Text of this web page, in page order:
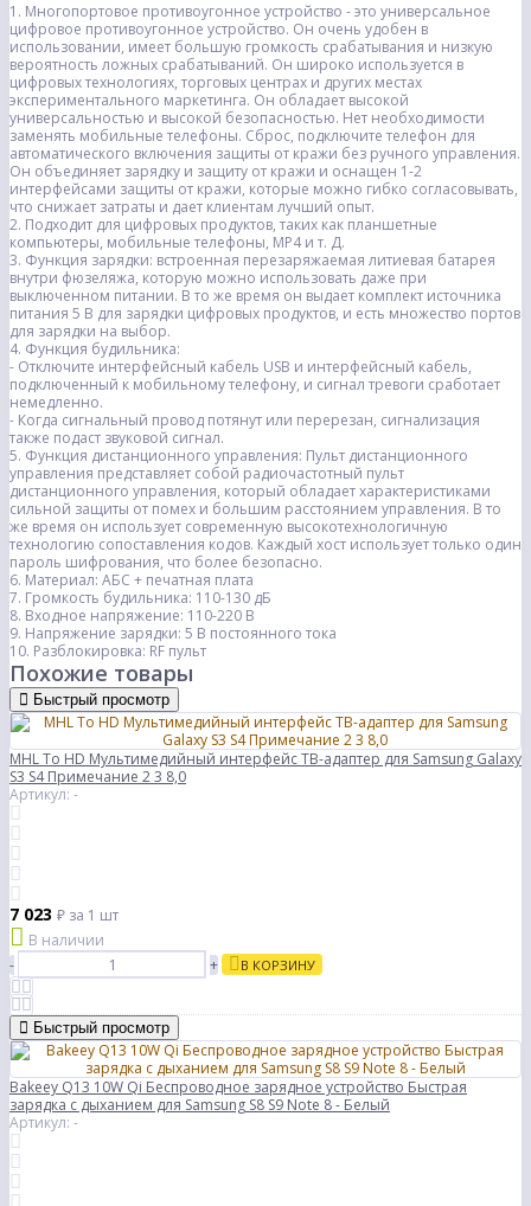
1. Многопортовое противоугонное устройство - это универсальное
цифровое противоугонное устройство. Он очень удобен в
использовании, имеет большую громкость срабатывания и низкую
вероятность ложных срабатываний. Он широко используется в
цифровых технологиях, торговых центрах и других местах
экспериментального маркетинга. Он обладает высокой
универсальностью и высокой безопасностью. Нет необходимости
заменять мобильные телефоны. Сброс, подключите телефон для
автоматического включения защиты от кражи без ручного управления.
Он объединяет зарядку и защиту от кражи и оснащен 1-2
интерфейсами защиты от кражи, которые можно гибко согласовывать,
что снижает затраты и дает клиентам лучший опыт.
2. Подходит для цифровых продуктов, таких как планшетные
компьютеры, мобильные телефоны, MP4 и т. Д.
3. Функция зарядки: встроенная перезаряжаемая литиевая батарея
внутри фюзеляжа, которую можно использовать даже при
выключенном питании. В то же время он выдает комплект источника
питания 5 В для зарядки цифровых продуктов, и есть множество портов
для зарядки на выбор.
4. Функция будильника:
- Отключите интерфейсный кабель USB и интерфейсный кабель,
подключенный к мобильному телефону, и сигнал тревоги сработает
немедленно.
- Когда сигнальный провод потянут или перерезан, сигнализация
также подаст звуковой сигнал.
5. Функция дистанционного управления: Пульт дистанционного
управления представляет собой радиочастотный пульт
дистанционного управления, который обладает характеристиками
сильной защиты от помех и большим расстоянием управления. В то
же время он использует современную высокотехнологичную
технологию сопоставления кодов. Каждый хост использует только один
пароль шифрования, что более безопасно.
6. Материал: АБС + печатная плата
7. Громкость будильника: 110-130 дБ
8. Входное напряжение: 110-220 В
9. Напряжение зарядки: 5 В постоянного тока
10. Разблокировка: RF пульт
Похожие товары
Быстрый просмотр
MHL To HD Мультимедийный интерфейс ТВ-адаптер для Samsung Galaxy
S3 S4 Примечание 2 3 8,0
Артикул: -
7 023 ₽ за 1 шт
В наличии
-
+ В КОРЗИНУ
Быстрый просмотр
Bakeey Q13 10W Qi Беспроводное зарядное устройство Быстрая
зарядка с дыханием для Samsung S8 S9 Note 8 - Белый
Артикул: -